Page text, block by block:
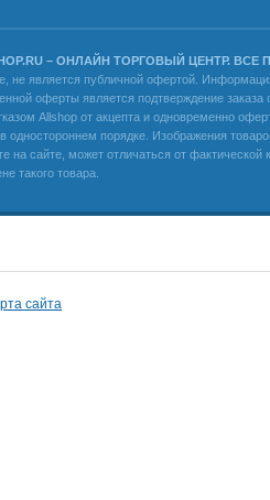
– ОНЛАЙН ТОРГОВЫЙ ЦЕНТР.
не является публичной офертой.
оферты является подтверждение
Allshop от акцепта и одновременно
одностороннем порядке. Изображения
на сайте, может отличаться от
такого товара.
сайта